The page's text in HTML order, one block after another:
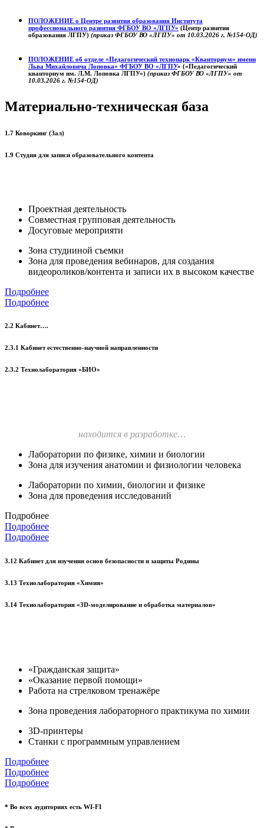
ПОЛОЖЕНИЕ о Центре развития образования Института
профессионального развития ФГБОУ ВО «ЛГПУ» (Центр развития
образования ЛГПУ) (приказ ФГБОУ ВО «ЛГПУ» от 10.03.2026 г. №154-ОД)
ПОЛОЖЕНИЕ об отделе «Педагогический технопарк «Кванториум» имени
Льва Михайловича Лоповка» ФГБОУ ВО «ЛГПУ» («Педагогический
кванториум им. Л.М. Лоповка ЛГПУ») (приказ ФГБОУ ВО «ЛГПУ» от
10.03.2026 г. №154-ОД)
Материально-техническая база
1.7 Коворкинг (Зал)
1.9 Студия для записи образовательного контента
Проектная деятельность
Совместная групповая деятельность
Досуговые мероприяти
Зона студииной съемки
Зона для проведения вебинаров, для создания
видеороликов/контента и записи их в высоком качестве
Подробнее
Подробнее
2.2 Кабинет….
2.3.1 Кабинет естественно-научной направленности
2.3.2 Технолаборатория «БИО»
находится в разработке…
Лаборатории по физике, химии и биологии
Зона для изучения анатомии и физиологии человека
Лаборатории по химии, биологии и физике
Зона для проведения исследований
Подробнее
Подробнее
Подробнее
3.12 Кабинет для изучения основ безопасности и защиты Родины
3.13 Технолаборатория «Химия»
3.14 Технолаборатория «3D-моделирование и обработка материалов»
«Гражданская защита»
«Оказание первой помощи»
Работа на стрелковом тренажёре
Зона проведения лабораторного практикума по химии
3D-принтеры
Станки с программным управлением
Подробнее
Подробнее
Подробнее
* Во всех аудиториях есть WI-FI